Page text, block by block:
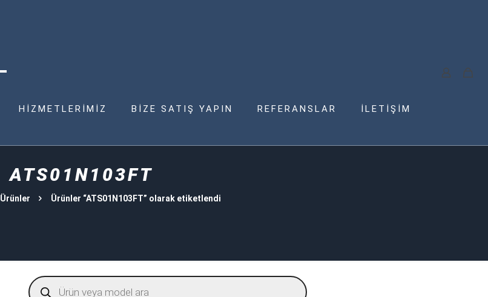
HİZMETLERİMİZ BİZE SATIŞ YAPIN REFERANSLAR İLETİŞİM
ATS01N103FT
Ürünler Ürünler “ATS01N103FT” olarak etiketlendi
Products
search